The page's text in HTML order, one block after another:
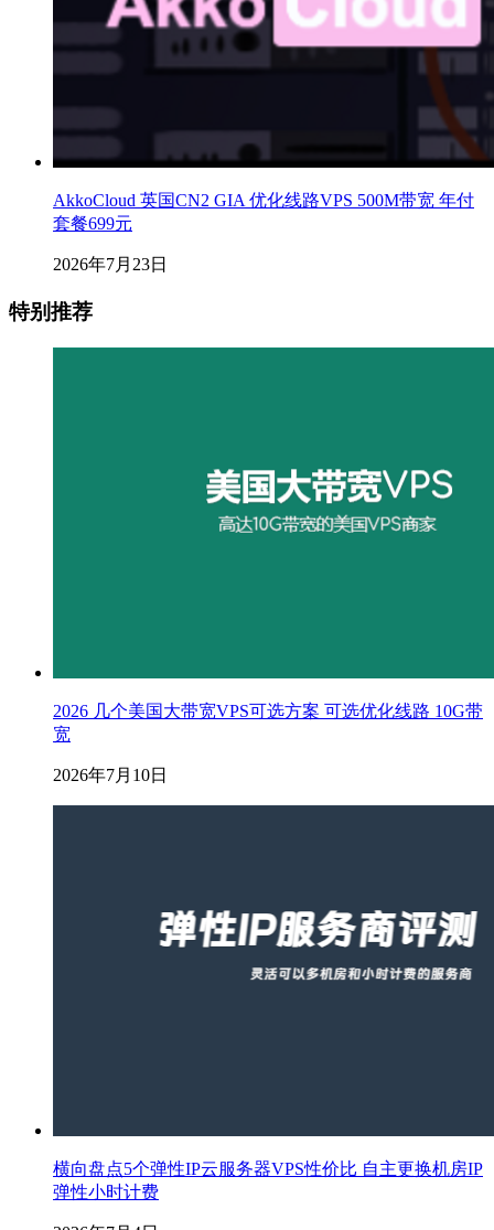
AkkoCloud 英国CN2 GIA 优化线路VPS 500M带宽 年付
套餐699元
2026年7月23日
特别推荐
2026 几个美国大带宽VPS可选方案 可选优化线路 10G带
宽
2026年7月10日
横向盘点5个弹性IP云服务器VPS性价比 自主更换机房IP
弹性小时计费